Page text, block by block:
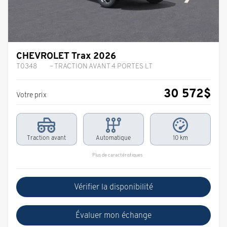
CHEVROLET Trax 2026
T0348 – TRACTION AVANT 4 PORTES LT
Votre prix 30 572$
Traction avant Automatique 10 km
Plus de caractéristiques
Vérifier la disponibilité
Évaluer mon échange